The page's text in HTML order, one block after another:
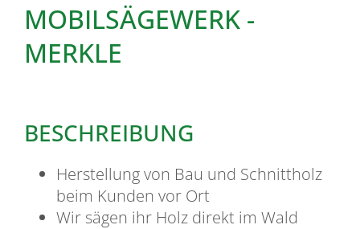
MOBILSÄGEWERK -
MERKLE
BESCHREIBUNG
Herstellung von Bau und Schnittholz
beim Kunden vor Ort
Wir sägen ihr Holz direkt im Wald